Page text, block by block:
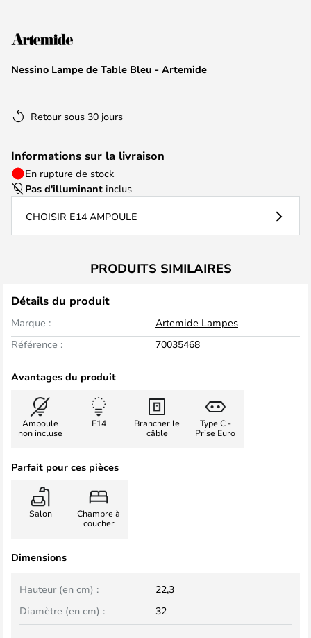
the
gallery
Nessino Lampe de Table Bleu - Artemide
Retour sous 30 jours
Informations sur la livraison
En rupture de stock
Pas d'illuminant inclus
CHOISIR E14 AMPOULE
PRODUITS SIMILAIRES
Détails du produit
Marque :
Artemide Lampes
Référence :
70035468
Avantages du produit
Ampoule
non incluse
E14
Brancher le
câble
Type C -
Prise Euro
Parfait pour ces pièces
Salon
Chambre à
coucher
Dimensions
Hauteur (en cm) :
22,3
Diamètre (en cm) :
32